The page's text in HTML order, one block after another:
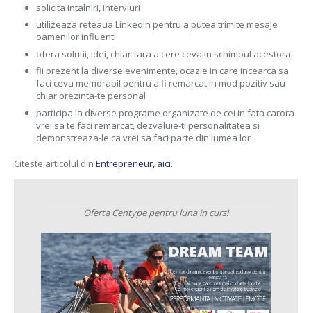
solicita intalniri, interviuri
utilizeaza reteaua LinkedIn pentru a putea trimite mesaje
oamenilor influenti
ofera solutii, idei, chiar fara a cere ceva in schimbul acestora
fii prezent la diverse evenimente, ocazie in care incearca sa
faci ceva memorabil pentru a fi remarcat in mod pozitiv sau
chiar prezinta-te personal
participa la diverse programe organizate de cei in fata carora
vrei sa te faci remarcat, dezvaluie-ti personalitatea si
demonstreaza-le ca vrei sa faci parte din lumea lor
Citeste articolul din Entrepreneur, aici.
Oferta Centype pentru luna in curs!